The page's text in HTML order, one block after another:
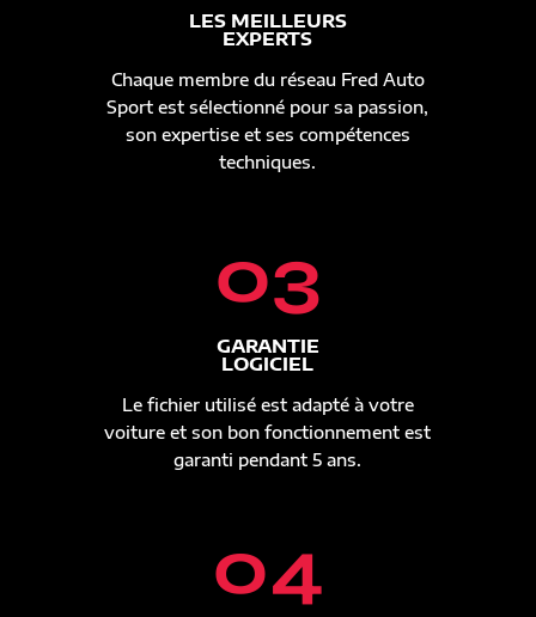
LES MEILLEURS
EXPERTS
Chaque membre du réseau Fred Auto
Sport est sélectionné pour sa passion,
son expertise et ses compétences
techniques.
03
GARANTIE
LOGICIEL
Le fichier utilisé est adapté à votre
voiture et son bon fonctionnement est
garanti pendant 5 ans.
04